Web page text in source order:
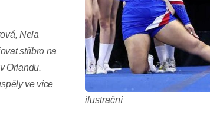
Nela
stříbro na
Orlandu.
ve více
ilustrační